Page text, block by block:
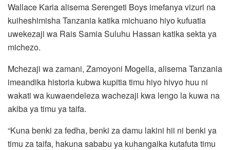
Wallace Karia alisema Serengeti Boys imefanya vizuri na
kuiheshimisha Tanzania katika michuano hiyo kufuatia
uwekezaji wa Rais Samia Suluhu Hassan katika sekta ya
michezo.
Mchezaji wa zamani, Zamoyoni Mogella, alisema Tanzania
imeandika historia kubwa kupitia timu hiyo hivyo huu ni
wakati wa kuwaendeleza wachezaji kwa lengo la kuwa na
akiba ya timu ya taifa.
“Kuna benki za fedha, benki za damu lakini hii ni benki ya
timu za taifa, hakuna sababu ya kuhangaika kutafuta timu